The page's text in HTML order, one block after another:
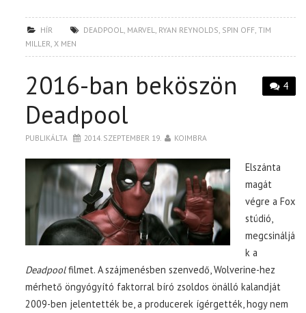
HÍR DEADPOOL MARVEL RYAN REYNOLDS SPIN OFF ,TIM
MILLER X MEN
4
2016-ban beköszön
Deadpool
PUBLIKÁLTA 2014. SZEPTEMBER 19. KOIMBRA
Elszánta
magát
végre a Fox
stúdió,
megcsináljá
k a
Deadpoolfilmet. A szájmenésben szenvedő, Wolverine-hez
mérhető öngyógyító faktorral bíró zsoldos önálló kalandját
2009-ben jelentették be, a producerek ígérgették, hogy nem